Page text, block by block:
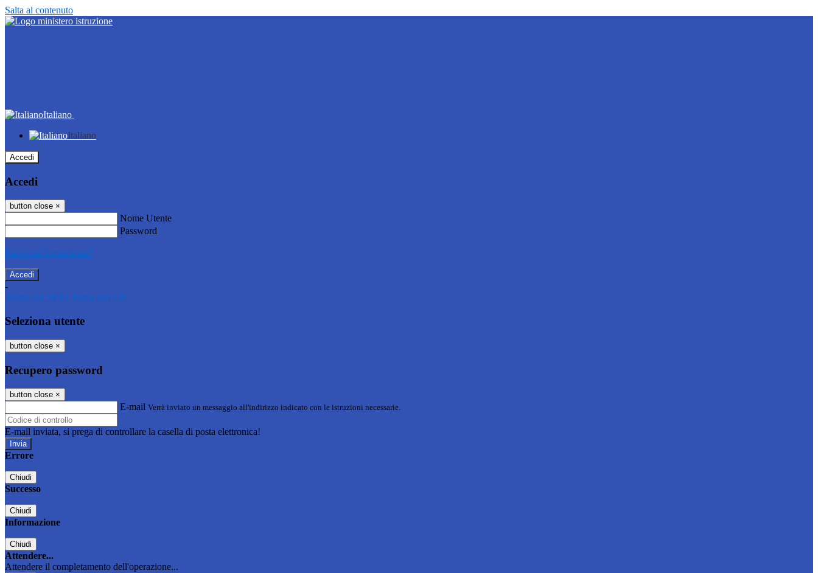
Salta al contenuto
Italiano
Italiano
Accedi
Accedi
button close ×
Nome Utente
Password
Password dimenticata?
-
Entra con SPID Entra con CIE
Seleziona utente
button close ×
Recupero password
button close ×
E-mail Verrà inviato un messaggio all'indirizzo indicato con le istruzioni necessarie.
E-mail inviata, si prega di controllare la casella di posta elettronica!
Errore
Chiudi
Successo
Chiudi
Informazione
Chiudi
Attendere...
Attendere il completamento dell'operazione...